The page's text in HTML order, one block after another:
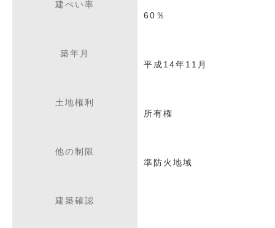
建ぺい率
60％
築年月
平成14年11月
土地権利
所有権
他の制限
準防火地域
建築確認